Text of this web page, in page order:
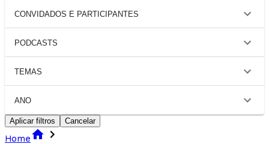
CONVIDADOS E PARTICIPANTES
PODCASTS
TEMAS
ANO
Aplicar filtros Cancelar
Home